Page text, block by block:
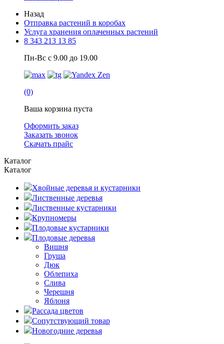
Назад
Отправка растений в коробах
Услуга хранения оплаченных растений
8 343 213 13 85
Пн-Вс с 9.00 до 19.00
(0)
Ваша корзина пуста
Оформить заказ
Заказать звонок
Скачать прайс
Каталог
Каталог
Хвойные деревья и кустарники
Лиственные деревья
Лиственные кустарники
Крупномеры
Плодовые кустарники
Плодовые деревья
Вишня
Груша
Дюк
Облепиха
Слива
Черешня
Яблоня
Рассада цветов
Сопутствующий товар
Новогодние деревья